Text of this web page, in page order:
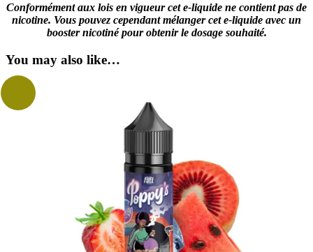
Conformément aux lois en vigueur cet e-liquide ne contient pas de
nicotine. Vous pouvez cependant mélanger cet e-liquide avec un
booster nicotiné pour obtenir le dosage souhaité.
You may also like…